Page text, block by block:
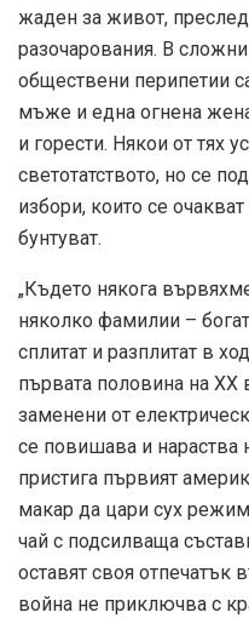
жаден за живот,
разочарования. В
обществени перипетии
мъже и една огнена
и горести. Някои от тях
светотатството, но се
избори, които се
бунтуват.
„Където някога
няколко фамилии –
сплитат и разплитат в
първата половина на ХХ
заменени от
се повишава и нараства
пристига първият
макар да цари сух
чай с подсилваща
оставят своя отпечатък
война не приключва с